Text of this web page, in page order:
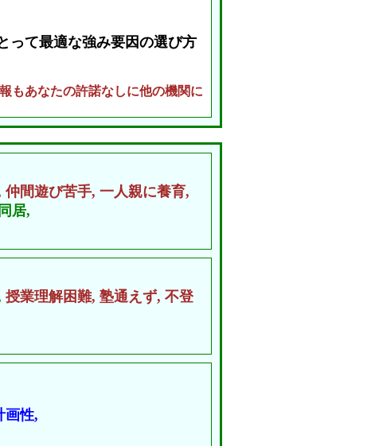
って最適な強み要因の選び方
もあなたの許諾なしに他の機関に
仲間遊び苦手, 一人親に養育,
居,
授業理解困難, 塾通えず, 不登
画性,